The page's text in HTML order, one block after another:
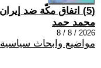
(5) اتفاق مكّة ضد إيران ام ضد اسرائيل؟
محمد حمد
2026 / 8 / 8
مواضيع وابحاث سياسية